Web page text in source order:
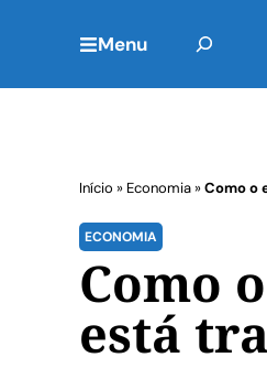
Menu
Início » Economia»Como o
ECONOMIA
Como
está